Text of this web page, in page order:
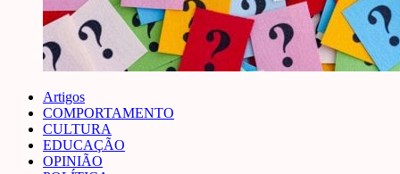
Artigos
COMPORTAMENTO
CULTURA
EDUCAÇÃO
OPINIÃO